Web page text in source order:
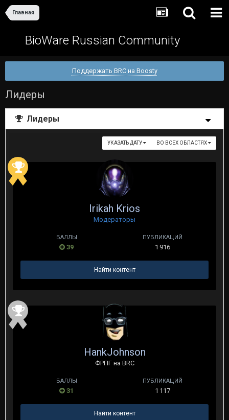
Главная
BioWare Russian Community
Поддержать BRC на Boosty
Лидеры
Лидеры
ВО ВСЕХ ОБЛАСТЯХ
УКАЗАТЬ ДАТУ
Irikah Krios
Модераторы
БАЛЛЫ
39
ПУБЛИКАЦИЙ
1 916
Найти контент
HankJohnson
ФРПГ на BRC
БАЛЛЫ
31
ПУБЛИКАЦИЙ
1 117
Найти контент